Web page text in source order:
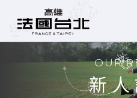
OUR
新